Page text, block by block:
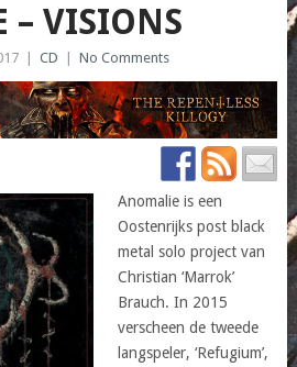
– VISIONS
CD No Comments
Anomalie is een
Oostenrijks post black
metal solo project van
Christian ‘Marrok’
Brauch. In 2015
verscheen de tweede
langspeler, ‘Refugium’,